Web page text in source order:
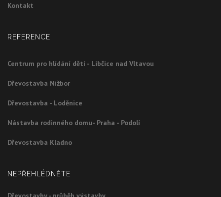
Kontakt
REFERENCE
Centrum pro hlídání dětí - Libčice nad Vltavou
Dřevostavba Nižbor
Dřevostavba - Loděnice
Nástavba rodinného domu- Praha - Podolí
Dřevostavba Kladno
NEPŘEHLÉDNĚTE